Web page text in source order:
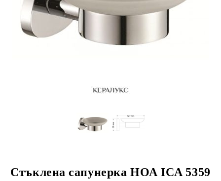
Стъклена сапунерка НОА ICA 5359